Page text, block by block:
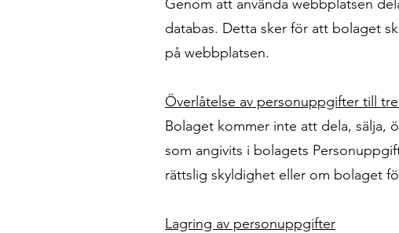
Genom att använda webbplatsen
databas. Detta sker för att bolaget
på webbplatsen.
Överlåtelse av personuppgifter till
Bolaget kommer inte att dela, sälja,
som angivits i bolagets
rättslig skyldighet eller om bolaget
Lagring av personuppgifter